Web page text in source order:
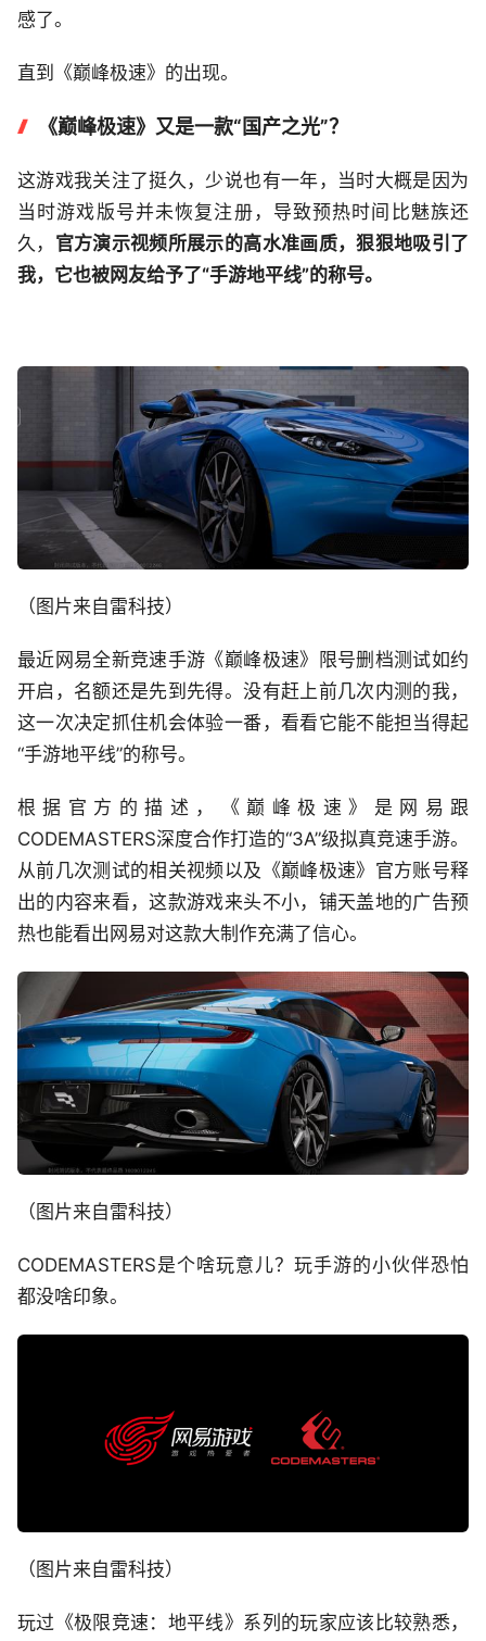
感了。
直到《巅峰极速》的出现。
《巅峰极速》又是一款“国产之光”？
这游戏我关注了挺久，少说也有一年，当时大概是因为
当时游戏版号并未恢复注册，导致预热时间比魅族还
久， 官方演示视频所展示的高水准画质，狠狠地吸引了
我，它也被网友给予了“手游地平线”的称号。
（图片来自雷科技）
最近网易全新竞速手游《巅峰极速》限号删档测试如约
开启，名额还是先到先得。没有赶上前几次内测的我，
这一次决定抓住机会体验一番，看看它能不能担当得起
“手游地平线”的称号。
根据官方的描述，《巅峰极速》是网易跟
CODEMASTERS深度合作打造的“3A”级拟真竞速手游。
从前几次测试的相关视频以及《巅峰极速》官方账号释
出的内容来看，这款游戏来头不小，铺天盖地的广告预
热也能看出网易对这款大制作充满了信心。
（图片来自雷科技）
CODEMASTERS是个啥玩意儿？玩手游的小伙伴恐怕
都没啥印象。
（图片来自雷科技）
玩过《极限竞速：地平线》系列的玩家应该比较熟悉，